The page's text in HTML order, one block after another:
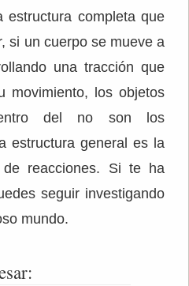
completa que
si un cuerpo se mueve a
una tracción que
movimiento, los objetos
del no son los
estructura general es la
reacciones. Si te ha
seguir investigando
mundo.